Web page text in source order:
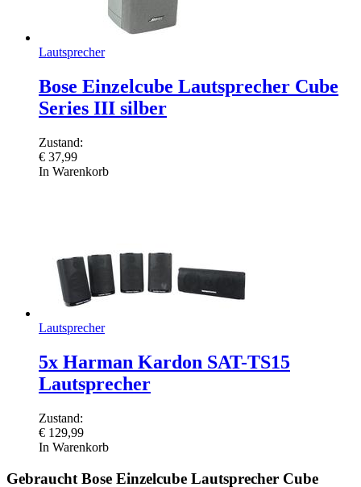
Lautsprecher
Bose Einzelcube Lautsprecher Cube
Series III silber
Zustand:
€ 37,99
In Warenkorb
Lautsprecher
5x Harman Kardon SAT-TS15
Lautsprecher
Zustand:
€ 129,99
In Warenkorb
Gebraucht Bose Einzelcube Lautsprecher Cube